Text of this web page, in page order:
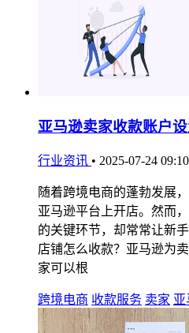
亚马逊卖家收款账户
行业资讯 • 2025-07-24
随着跨境电商的蓬勃发展
亚马逊平台上开店。然而
的关键环节，却常常让新
店铺怎么收款？亚马逊为
家可以根
跨境电商 收款服务 卖家 亚